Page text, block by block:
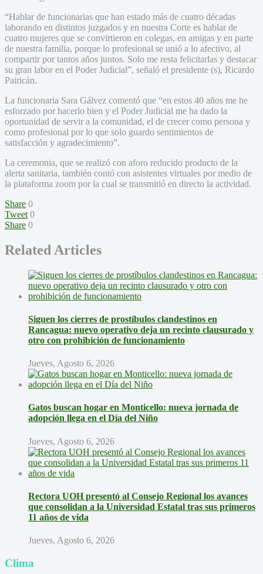
“Hablar de funcionarias que han estado más de cuatro décadas
laborando en distintos juzgados y en nuestra Corte es hablar de
cuatro mujeres que se convirtieron en colegas, en amigas y en parte
de nuestra familia, porque lo profesional se unió a lo afectivo, al
compartir por tantos años juntos. Solo me resta felicitarlas y destacar
su gran labor en el Poder Judicial”, señaló el presidente (s), Ricardo
Pairicán.
La funcionaria Sara Gálvez comentó que “en estos 40 años me he
esforzado por hacerlo bien y el Poder Judicial me ha dado la
oportunidad de servir a la comunidad, el de crecer como persona y
como profesional por lo que solo guardo sentimientos de
satisfacción y agradecimiento”.
La ceremonia, que se realizó con aforo reducido producto de la
alerta sanitaria, también contó con asistentes virtuales por medio de
la plataforma zoom por la cual se transmitió en directo la actividad.
Share 0
Tweet 0
Share 0
Related Articles
Siguen los cierres de prostíbulos clandestinos en
Rancagua: nuevo operativo deja un recinto clausurado y
otro con prohibición de funcionamiento
Jueves, Agosto 6, 2026
Gatos buscan hogar en Monticello: nueva jornada de
adopción llega en el Día del Niño
Jueves, Agosto 6, 2026
Rectora UOH presentó al Consejo Regional los avances
que consolidan a la Universidad Estatal tras sus primeros
11 años de vida
Jueves, Agosto 6, 2026
Clima